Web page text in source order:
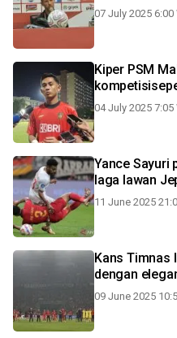
07 July 2025 6:00
Kiper PSM
04 July 2025 7:05
Yance Sayuri
laga lawan
11 June 2025
Kans Timnas
dengan
09 June 2025